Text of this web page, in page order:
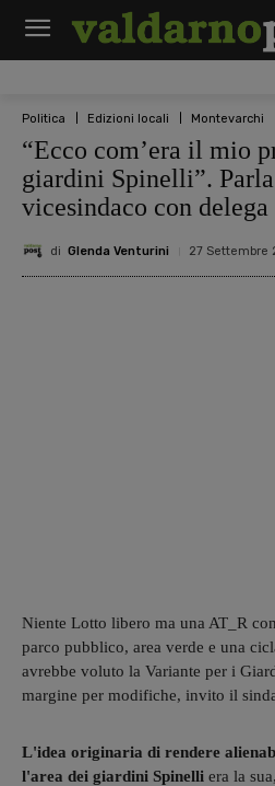
Politica Edizioni locali Montevarchi
“Ecco com’era il mio
giardini Spinelli”.
vicesindaco con
di Glenda Venturini 27 Settembre
Niente Lotto libero ma una AT_R
parco pubblico, area verde e una
avrebbe voluto la Variante per i
margine per modifiche, invito il
L'idea originaria di rendere
l'area dei giardini Spinelli era la